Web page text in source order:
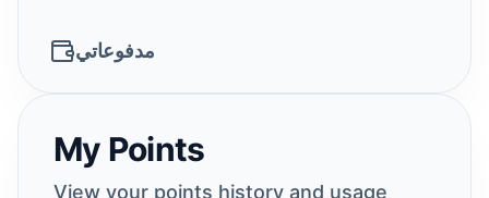
مدفوعاتي
My Points
View your points history and usage